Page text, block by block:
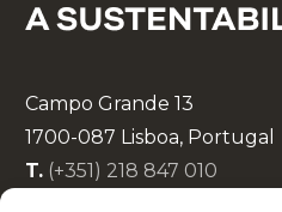
Campo Grande 13
1700-087 Lisboa, Portugal
T. (+351) 218 847 010